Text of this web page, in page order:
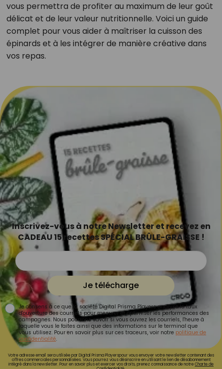
vous permettra de profiter au maximum de leur goût
délicat et de leur valeur nutritionnelle. Voici un guide
complet pour vous aider à maîtriser la cuisson des
épinards et à les intégrer de manière créative dans
vos repas.
Inscrivez-vous à notre Newsletter et recevez en
CADEAU 15 recettes SPÉCIAL BRÛLE-GRAISSE !
Je télécharge
Je consens à ce que la société Digital Prisma Players analyse le taux
d'ouverture des courriels pour mesurer et optimiser les performances des
campagnes. Nous pourrons savoir si vous ouvrez les courriels, l'heure à
laquelle vous le faites ainsi que des informations sur le terminal que
vous utilisez. Pour en savoir plus sur ces traceurs, voir notre politique de
confidentialité.
Votre adresse email sera utilisée par Digital Prisma Playerspour vous envoyer votre newsletter contenant des
offres commerciales personnalisées. Vous pourrez vous désinscrire en utilisant le lien de désabonnement
intégré dans la newsletter. Pour en savoir plus et exercer vos droits, prenez connaissance de notreCharte de